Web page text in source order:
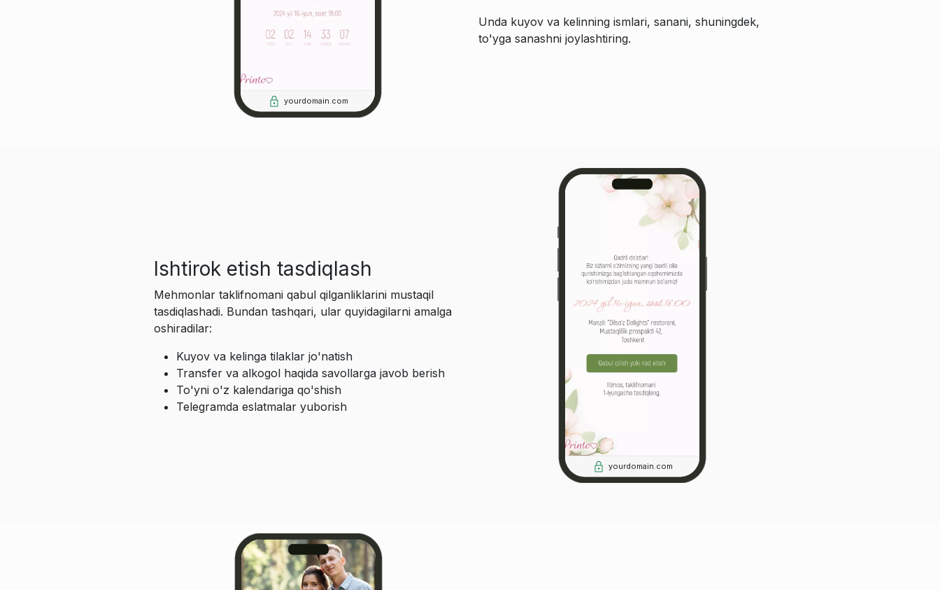
yourdomain.com
Unda kuyov va kelinning ismlari, sanani, shuningdek,
to'yga sanashni joylashtiring.
Ishtirok etish tasdiqlash
Mehmonlar taklifnomani qabul qilganliklarini mustaqil
tasdiqlashadi. Bundan tashqari, ular quyidagilarni amalga
oshiradilar:
Kuyov va kelinga tilaklar jo'natish
Transfer va alkogol haqida savollarga javob berish
To'yni o'z kalendariga qo'shish
Telegramda eslatmalar yuborish
yourdomain.com